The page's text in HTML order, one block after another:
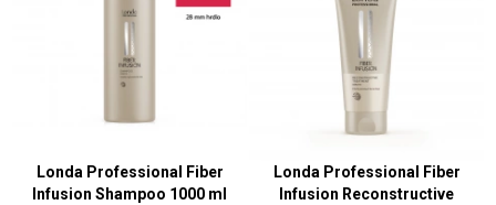
Londa Professional Fiber
Infusion Shampoo 1000 ml
Londa Professional Fiber
Infusion Reconstructive